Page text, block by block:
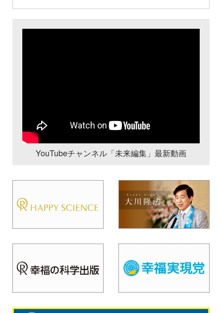
YouTubeチャンネル「未来編集」最新動画